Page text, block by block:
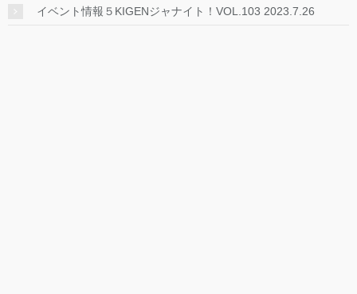
イベント情報５KIGENジャナイト！VOL.103 2023.7.26